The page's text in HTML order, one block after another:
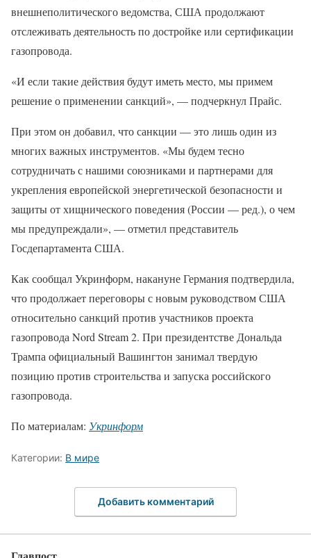
внешнеполитического ведомства, США продолжают
отслеживать деятельность по достройке или сертификации
газопровода.
«И если такие действия будут иметь место, мы примем
решение о применении санкций», — подчеркнул Прайс.
При этом он добавил, что санкции — это лишь один из
многих важных инструментов. «Мы будем тесно
сотрудничать с нашими союзниками и партнерами для
укрепления европейской энергетической безопасности и
защиты от хищнического поведения (России — ред.), о чем
мы предупреждали», — отметил представитель
Госдепартамента США.
Как сообщал Укринформ, накануне Германия подтвердила,
что продолжает переговоры с новым руководством США
относительно санкций против участников проекта
газопровода Nord Stream 2. При президентстве Дональда
Трампа официальный Вашингтон занимал твердую
позицию против строительства и запуска российского
газопровода.
По материалам: Укринформ
Категории: В мире
Добавить комментарий